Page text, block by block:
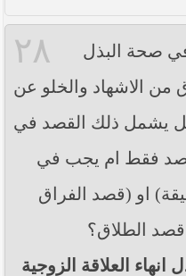
٢٨
صحة البذل
من الاشهاد والخلو عن
يشمل ذلك القصد في
فقط ام يجب في
او (قصد الفراق
الطلاق؟
العلاقة الزوجية